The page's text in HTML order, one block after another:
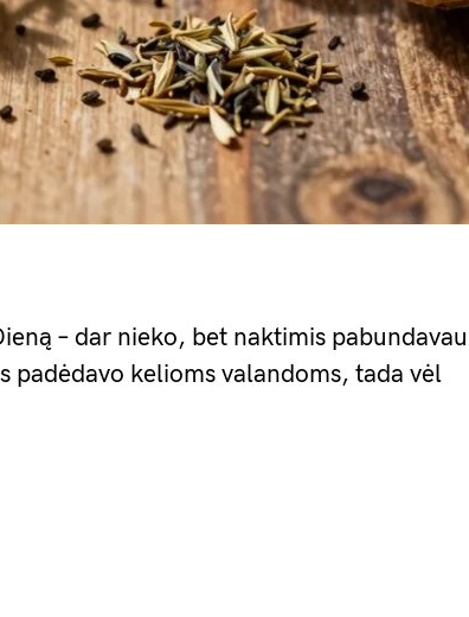
– dar nieko, bet naktimis pabundavau
padėdavo kelioms valandoms, tada vėl